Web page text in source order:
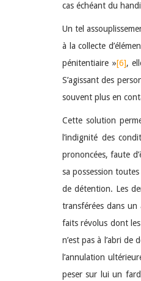
cas échéant du
Un tel
à la collecte
pénitentiaire »[6],
S’agissant des
souvent plus en
Cette solution
l’indignité des
prononcées, faute
sa possession
de détention. Les
transférées dans un
faits révolus dont
n’est pas à l’abri
l’annulation
peser sur lui un